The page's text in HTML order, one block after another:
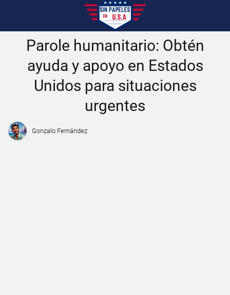
Parole humanitario: Obtén
ayuda y apoyo en Estados
Unidos para situaciones
urgentes
Gonzalo Fernández